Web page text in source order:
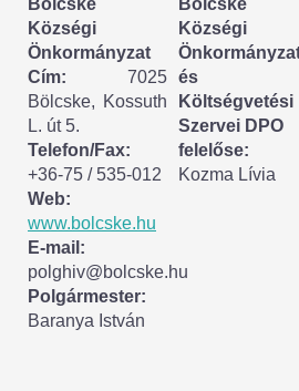
ESEMÉNYEK
CSÍKSZÉPVÍZ
VÁLASZTÁSI
Választási szervek
Választási ügyintézés
2024. évi általános
Bölcske
Községi
Önkormányzat
Cím: 7025
Bölcske, Kossuth
L. út 5.
Telefon/Fax:
+36-75 / 535-012
Web:
www.bolcske.hu
E-mail:
polghiv@bolcske.hu
Polgármester:
Baranya István
Bölcske
Községi
és
Költségvetési
Szervei DPO
felelőse:
Kozma Lívia